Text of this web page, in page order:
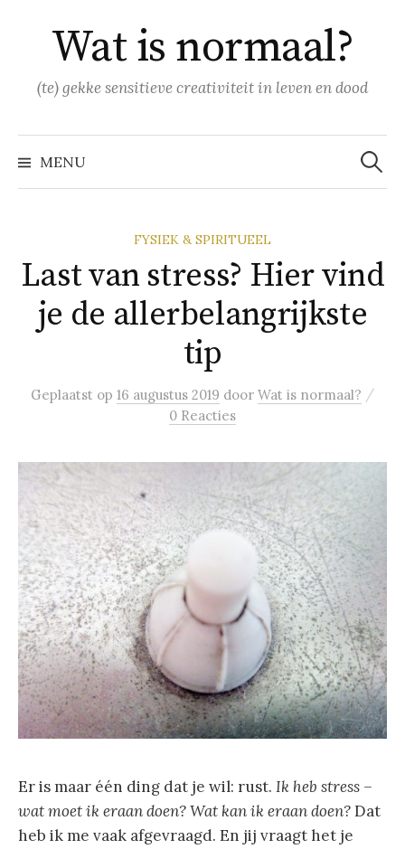
inhoud
springen
Wat is normaal?
(te) gekke sensitieve creativiteit in leven en dood
MENU
Zoeken
naar:
FYSIEK & SPIRITUEEL
Last van stress? Hier vind
je de allerbelangrijkste
tip
Geplaatst op 16 augustus 2019 door Wat is normaal? /
0 Reacties
Er is maar één ding dat je wil: rust. Ik heb stress –
wat moet ik eraan doen? Wat kan ik eraan doen?Dat
heb ik me vaak afgevraagd. En jij vraagt het je